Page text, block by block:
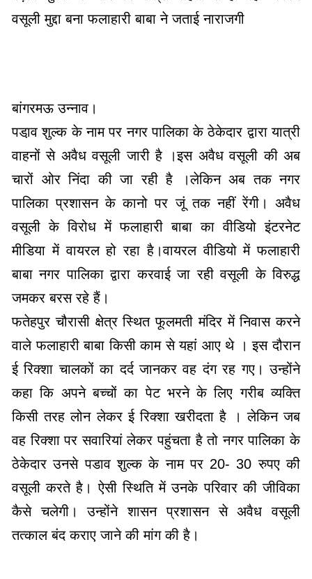
वसूली मुद्दा बना फलाहारी बाबा ने जताई नाराजगी
बांगरमऊ उन्नाव।
पडा़व शुल्क के नाम पर नगर पालिका के ठेकेदार द्वारा यात्री
वाहनों से अवैध वसूली जारी है ।इस अवैध वसूली की अब
चारों ओर निंदा की जा रही है ।लेकिन अब तक नगर
पालिका प्रशासन के कानो पर जूं तक नहीं रेंगी। अवैध
वसूली के विरोध में फलाहारी बाबा का वीडियो इंटरनेट
मीडिया में वायरल हो रहा है।वायरल वीडियो में फलाहारी
बाबा नगर पालिका द्वारा करवाई जा रही वसूली के विरुद्ध
जमकर बरस रहे हैं।
फतेहपुर चौरासी क्षेत्र स्थित फूलमती मंदिर में निवास करने
वाले फलाहारी बाबा किसी काम से यहां आए थे । इस दौरान
ई रिक्शा चालकों का दर्द जानकर वह दंग रह गए। उन्होंने
कहा कि अपने बच्चों का पेट भरने के लिए गरीब व्यक्ति
किसी तरह लोन लेकर ई रिक्शा खरीदता है । लेकिन जब
वह रिक्शा पर सवारियां लेकर पहुंचता है तो नगर पालिका के
ठेकेदार उनसे पडाव शुल्क के नाम पर 20- 30 रुपए की
वसूली करते है। ऐसी स्थिति में उनके परिवार की जीविका
कैसे चलेगी। उन्होंने शासन प्रशासन से अवैध वसूली
तत्काल बंद कराए जाने की मांग की है।